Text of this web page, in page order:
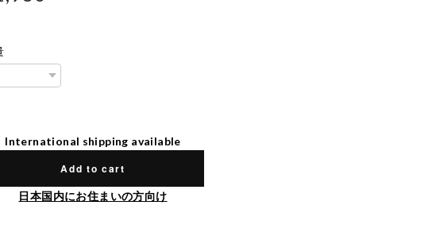
International shipping available
Add to cart
日本国内にお住まいの方向け